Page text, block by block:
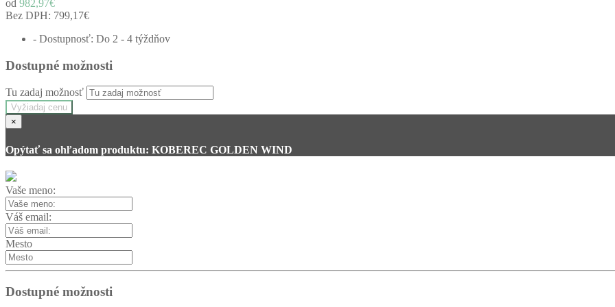
od 982,97€
Bez DPH: 799,17€
- Dostupnosť: Do 2 - 4 týždňov
Dostupné možnosti
Tu zadaj možnosť
Vyžiadaj cenu
×
Opýtať sa ohľadom produktu: KOBEREC GOLDEN WIND
Vaše meno:
Váš email:
Mesto
Dostupné možnosti